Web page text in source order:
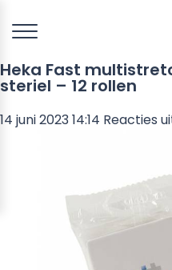
Heka Fast
steriel – 12 rollen
14 juni 2023 14:14 Reacties